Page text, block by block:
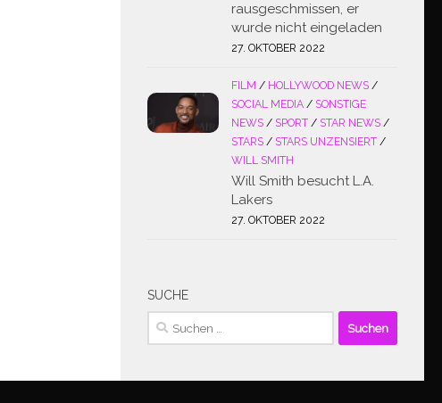
rausgeschmissen, er
wurde nicht eingeladen
27. OKTOBER 2022
FILM / HOLLYWOOD NEWS /
SOCIAL MEDIA / SONSTIGE
NEWS / SPORT / STAR NEWS /
STARS / STARS UNZENSIERT /
WILL SMITH
Will Smith besucht L.A.
Lakers
27. OKTOBER 2022
SUCHE
Suchen
nach: